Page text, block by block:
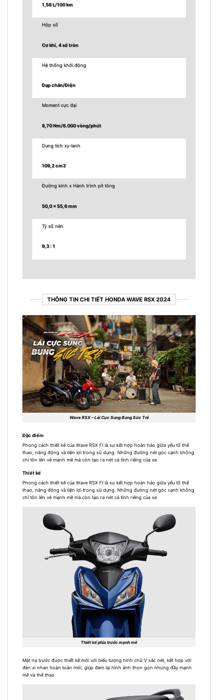
1,56 L/100 km
Hộp số
Cơ khí, 4 số tròn
Hệ thống khởi động
Đạp chân/Điện
Moment cực đại
8,70 Nm/6.000 vòng/phút
Dung tích xy-lanh
109,2 cm3
Đường kính x Hành trình pít tông
50,0 x 55,6 mm
Tỷ số nén
9,3 : 1
THÔNG TIN CHI TIẾT HONDA WAVE RSX 2024
Wave RSX – Lái Cực Sung Bung Sức Trẻ
Đặc điểm
Phong cách thiết kế của Wave RSX FI là sự kết hợp hoàn hảo giữa yếu tố thể
thao, năng động và tiện lợi trong sử dụng. Những đường nét góc cạnh không
chỉ tôn lên vẻ mạnh mẽ mà còn tạo ra nét cá tính riêng của xe.
Thiết kế
Phong cách thiết kế của Wave RSX FI là sự kết hợp hoàn hảo giữa yếu tố thể
thao, năng động và tiện lợi trong sử dụng. Những đường nét góc cạnh không
chỉ tôn lên vẻ mạnh mẽ mà còn tạo ra nét cá tính riêng của xe
Thiết kế phía trước mạnh mẽ
Mặt nạ trước được thiết kế mới với biểu tượng hình chữ V sắc nét, kết hợp với
đèn xi nhan hoàn toàn mới, giúp đem lại hình ảnh thon gọn nhưng đầy mạnh
mẽ và thể thao